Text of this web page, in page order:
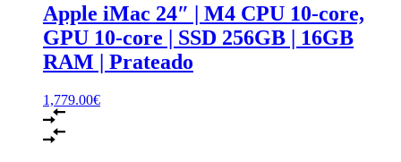
Apple iMac 24″ | M4 CPU 10‑core,
GPU 10-core | SSD 256GB | 16GB
RAM | Prateado
1,779.00€